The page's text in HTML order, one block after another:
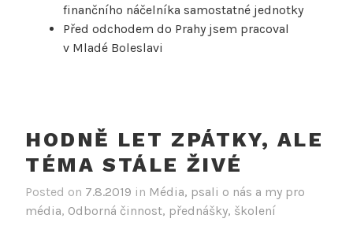
finančního náčelníka samostatné jednotky
Před odchodem do Prahy jsem pracoval
v Mladé Boleslavi
HODNĚ LET ZPÁTKY, ALE
TÉMA STÁLE ŽIVÉ
Posted on 7.8.2019 in Média, psali o nás a my pro
média, Odborná činnost, přednášky, školení